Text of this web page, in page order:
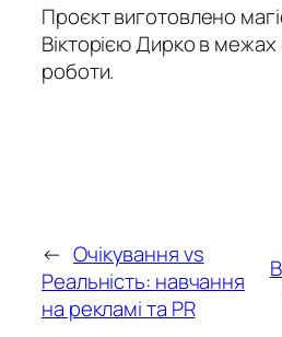
Проєкт виготовлено
Вікторією Дирко в межах
роботи.
← Очікування vs
Реальність: навчання
на рекламі та PR